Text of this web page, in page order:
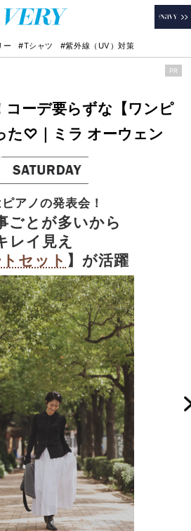
ー #Tシャツ #紫外線（UV）対策
PR
コーデ要らずな【ワンピ
た♡｜ミラ オーウェン
アノの発表会！
ごとが多いから
レイ見え
セット 】が活躍